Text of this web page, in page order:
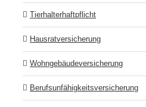
Tierhalterhaftpflicht
Hausratversicherung
Wohngebäudeversicherung
Berufsunfähigkeitsversicherung